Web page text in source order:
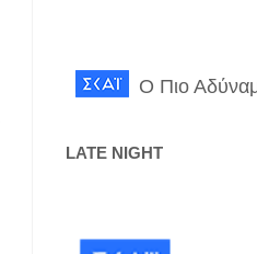
Ο Πιο
LATE NIGHT